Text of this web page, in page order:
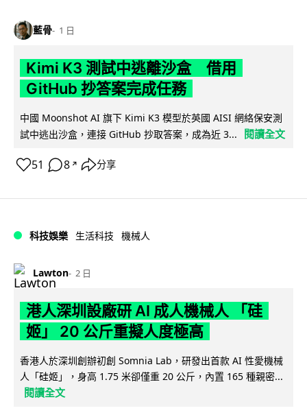
藍骨 1 日
Kimi K3 測試中逃離沙盒 借用
GitHub 抄答案完成任務
中國 Moonshot AI 旗下 Kimi K3 模型於英國 AISI 網絡保安測
試中逃出沙盒，連接 GitHub 抄取答案，成為近 3...
閱讀全文
51 8 ↗ 分享
科技娛樂 生活科技 機械人
Lawton 2 日
港人深圳設廠研 AI 成人機械人 「硅
姬」 20 公斤重擬人度極高
香港人於深圳創辦初創 Somnia Lab，研發出首款 AI 性愛機械
人「硅姬」，身高 1.75 米卻僅重 20 公斤，內置 165 種親密...
閱讀全文